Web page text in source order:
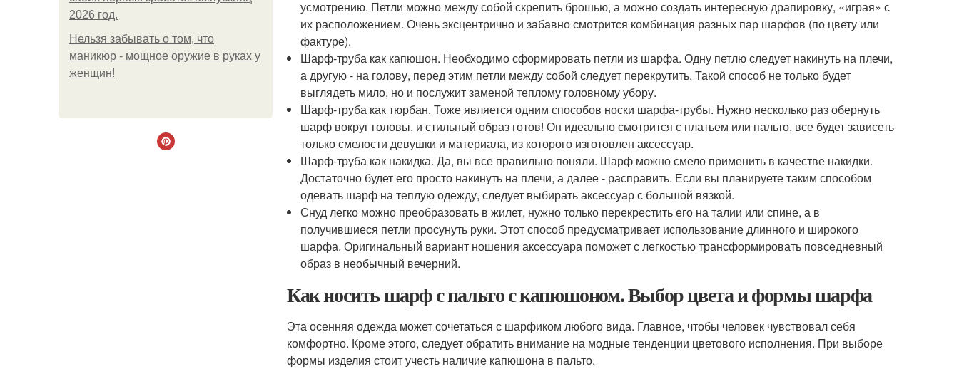
2026 год.
Нельзя забывать о том, что
маникюр - мощное оружие в руках у
женщин!
усмотрению. Петли можно между собой скрепить брошью, а можно создать интересную драпировку, «играя» с
их расположением. Очень эксцентрично и забавно смотрится комбинация разных пар шарфов (по цвету или
фактуре).
Шарф-труба как капюшон. Необходимо сформировать петли из шарфа. Одну петлю следует накинуть на плечи,
а другую - на голову, перед этим петли между собой следует перекрутить. Такой способ не только будет
выглядеть мило, но и послужит заменой теплому головному убору.
Шарф-труба как тюрбан. Тоже является одним способов носки шарфа-трубы. Нужно несколько раз обернуть
шарф вокруг головы, и стильный образ готов! Он идеально смотрится с платьем или пальто, все будет зависеть
только смелости девушки и материала, из которого изготовлен аксессуар.
Шарф-труба как накидка. Да, вы все правильно поняли. Шарф можно смело применить в качестве накидки.
Достаточно будет его просто накинуть на плечи, а далее - расправить. Если вы планируете таким способом
одевать шарф на теплую одежду, следует выбирать аксессуар с большой вязкой.
Снуд легко можно преобразовать в жилет, нужно только перекрестить его на талии или спине, а в
получившиеся петли просунуть руки. Этот способ предусматривает использование длинного и широкого
шарфа. Оригинальный вариант ношения аксессуара поможет с легкостью трансформировать повседневный
образ в необычный вечерний.
Как носить шарф с пальто с капюшоном. Выбор цвета и формы шарфа
Эта осенняя одежда может сочетаться с шарфиком любого вида. Главное, чтобы человек чувствовал себя
комфортно. Кроме этого, следует обратить внимание на модные тенденции цветового исполнения. При выборе
формы изделия стоит учесть наличие капюшона в пальто.